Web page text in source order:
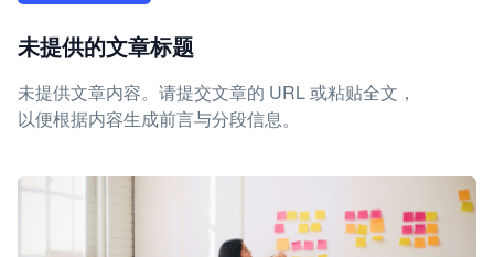
未提供的文章标题
未提供文章内容。请提交文章的 URL 或粘贴全文，
以便根据内容生成前言与分段信息。